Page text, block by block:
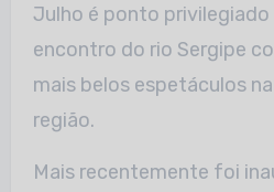
Julho é ponto privilegiado
encontro do rio Sergipe
mais belos espetáculos
região.
Mais recentemente foi